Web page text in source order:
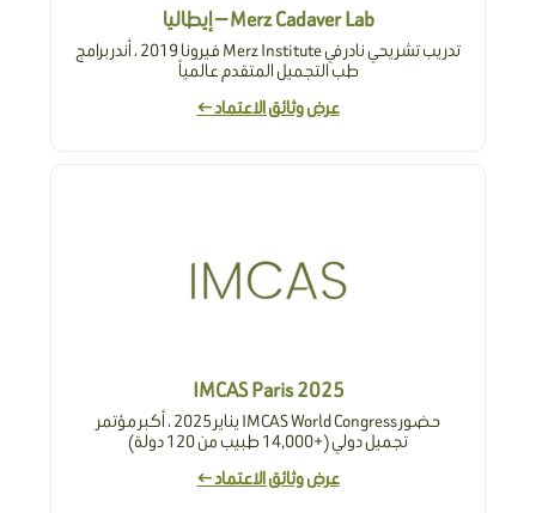
Merz Cadaver Lab — إيطاليا
تدريب تشريحي نادر في Merz Institute فيرونا 2019 ، أندر برامج
طب التجميل المتقدم عالمياً
عرض وثائق الاعتماد ←
IMCAS Paris 2025
حضور IMCAS World Congress يناير 2025 ، أكبر مؤتمر
تجميل دولي (+14,000 طبيب من 120 دولة)
عرض وثائق الاعتماد ←